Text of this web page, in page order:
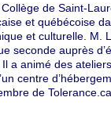
de Saint-
et québécoise
et culturelle. M.
seconde auprès
a animé des
centre
de